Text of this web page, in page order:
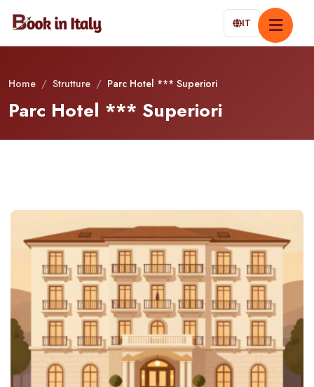
IT
Home / Strutture / Parc Hotel *** Superiori
Parc Hotel *** Superiori